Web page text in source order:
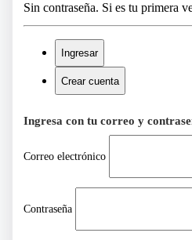
Sin contraseña. Si es tu primera
Ingresar
Crear cuenta
Ingresa con tu correo y
Correo electrónico
Contraseña